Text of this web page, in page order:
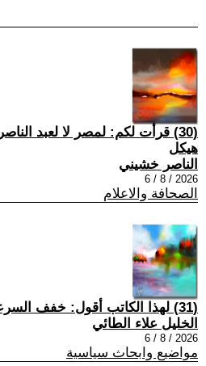
(30) قرأت لكم: لمصر لا لعبد
هيكل
الناصر خشيني
2026 / 8 / 6
الصحافة والاعلام
(31) لهذا الكاتب أقول: خفف السرعة أمامك مُنعطف
الخليل علاء الطائي
2026 / 8 / 6
مواضيع وابحاث سياسية